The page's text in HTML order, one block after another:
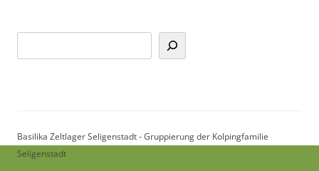
Basilika Zeltlager Seligenstadt - Gruppierung der Kolpingfamilie
Seligenstadt